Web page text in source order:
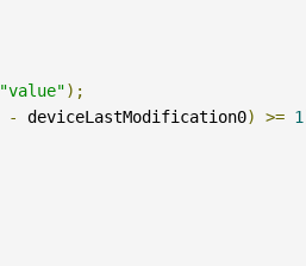
"value");
- deviceLastModification0) >= 1